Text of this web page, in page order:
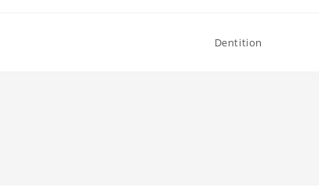
Dentition